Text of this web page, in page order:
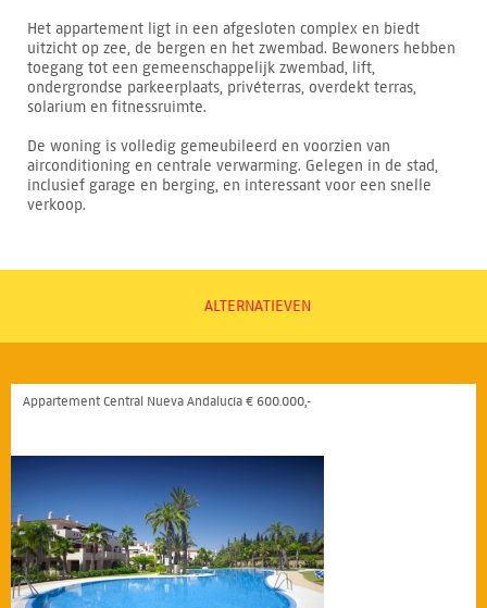
Het appartement ligt in een afgesloten complex en biedt
uitzicht op zee, de bergen en het zwembad. Bewoners hebben
toegang tot een gemeenschappelijk zwembad, lift,
ondergrondse parkeerplaats, privéterras, overdekt terras,
solarium en fitnessruimte.
De woning is volledig gemeubileerd en voorzien van
airconditioning en centrale verwarming. Gelegen in de stad,
inclusief garage en berging, en interessant voor een snelle
verkoop.
ALTERNATIEVEN
Appartement Central Nueva Andalucía € 600.000,-